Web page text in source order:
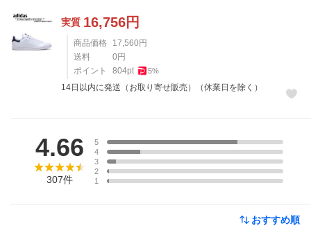
実質 16,756円
商品価格 17,560円
送料
0円
ポイント
804pt 5%
14日以内に発送（お取り寄せ販売）（休業日を除く）
4.66
307件
5
4
3
2
1
おすすめ順